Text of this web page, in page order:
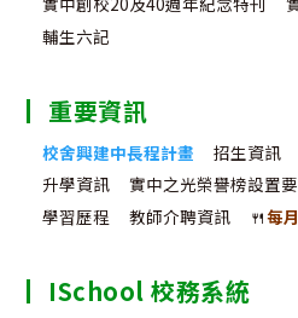
輔生六記
重要資訊
校舍興建中長程計畫 招生資訊
升學資訊
實中之光榮譽榜設置
學習歷程
教師介聘資訊 🍴每
ISchool 校務系統